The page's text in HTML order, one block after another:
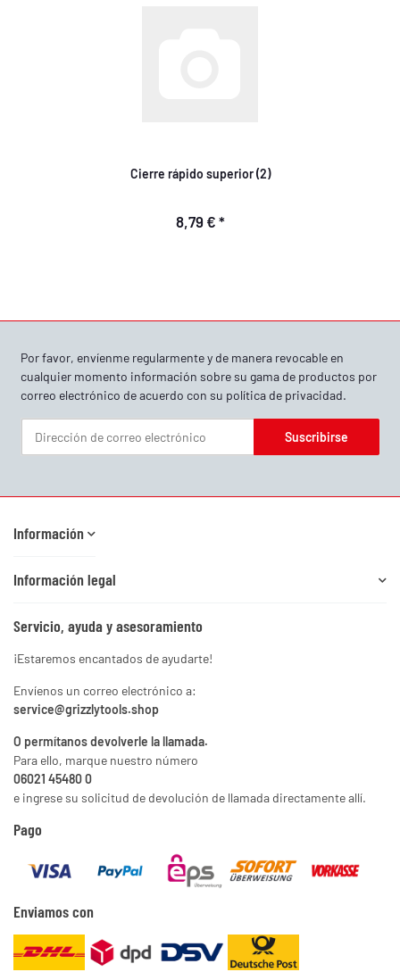
Cierre rápido superior (2)
8,79 € *
Por favor, envíenme regularmente y de manera revocable en
cualquier momento información sobre su gama de productos por
correo electrónico de acuerdo con su política de privacidad.
Suscribirse
Información
Información legal
Servicio, ayuda y asesoramiento
¡Estaremos encantados de ayudarte!
Envíenos un correo electrónico a:
service@grizzlytools.shop
O permítanos devolverle la llamada.
Para ello, marque nuestro número
06021 45480 0
e ingrese su solicitud de devolución de llamada directamente allí.
Pago
Enviamos con